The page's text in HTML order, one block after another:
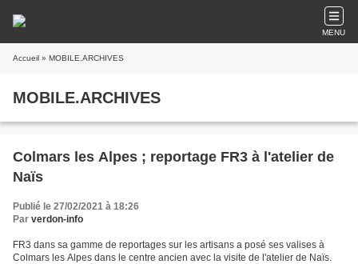
MENU
Accueil » MOBILE.ARCHIVES
MOBILE.ARCHIVES
Colmars les Alpes ; reportage FR3 à l'atelier de
Naïs
Publié le 27/02/2021 à 18:26
Par verdon-info
FR3 dans sa gamme de reportages sur les artisans a posé ses valises à
Colmars les Alpes dans le centre ancien avec la visite de l'atelier de Naïs.